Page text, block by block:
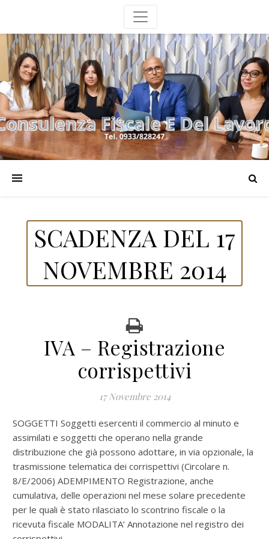
SCADENZA DEL 17
NOVEMBRE 2014
IVA – Registrazione
corrispettivi
17 Novembre 2014
SOGGETTI Soggetti esercenti il commercio al minuto e
assimilati e soggetti che operano nella grande
distribuzione che già possono adottare, in via opzionale, la
trasmissione telematica dei corrispettivi (Circolare n.
8/E/2006) ADEMPIMENTO Registrazione, anche
cumulativa, delle operazioni nel mese solare precedente
per le quali è stato rilasciato lo scontrino fiscale o la
ricevuta fiscale MODALITA’ Annotazione nel registro dei